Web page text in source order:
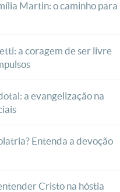
Martin: o caminho para
a coragem de ser livre
a evangelização na
Entenda a devoção
Cristo na hóstia